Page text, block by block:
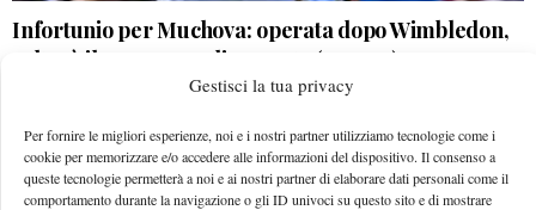
Gestisci la tua privacy
Per fornire le migliori esperienze, noi e i nostri partner utilizziamo tecnologie come i
cookie per memorizzare e/o accedere alle informazioni del dispositivo. Il consenso a
queste tecnologie permetterà a noi e ai nostri partner di elaborare dati personali come il
comportamento durante la navigazione o gli ID univoci su questo sito e di mostrare
Infortunio per Muchova: operata dopo Wimbledon,
salterà il WTA 1000 di Toronto (VIDEO)
Battuta d'arresto imprevista nell'ottimo 2026 di Muchova
ByLuca Innocenti18 Luglio 2026
Tabellone ATP 250 Estoril 2026: tutti gli
accoppiamenti, Darderi per difendere la Top 20